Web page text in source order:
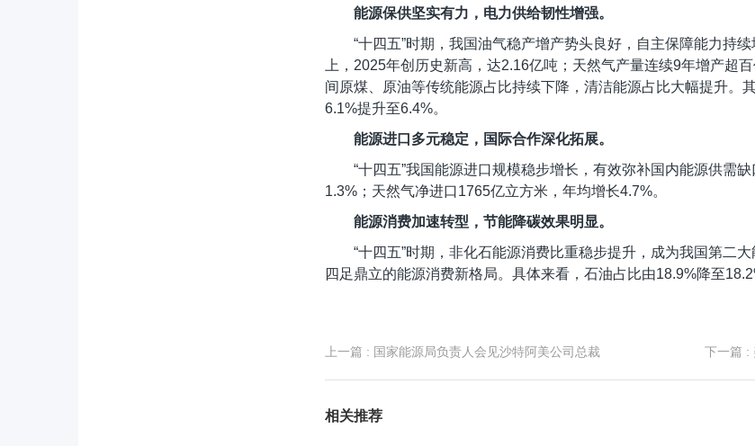
能源保供坚实有力，电力供给韧性增强。
“十四五”时期，我国油气稳产增产势头良好，自主保障能力持
上，2025年创历史新高，达2.16亿吨；天然气产量连续9年增产超
间原煤、原油等传统能源占比持续下降，清洁能源占比大幅提升。
6.1%提升至6.4%。
能源进口多元稳定，国际合作深化拓展。
“十四五”我国能源进口规模稳步增长，有效弥补国内能源供需
1.3%；天然气净进口1765亿立方米，年均增长4.7%。
能源消费加速转型，节能降碳效果明显。
“十四五”时期，非化石能源消费比重稳步提升，成为我国第二
四足鼎立的能源消费新格局。具体来看，石油占比由18.9%降至
上一篇 : 国家能源局负责人会见沙特阿美公司总裁 下一篇 :
相关推荐